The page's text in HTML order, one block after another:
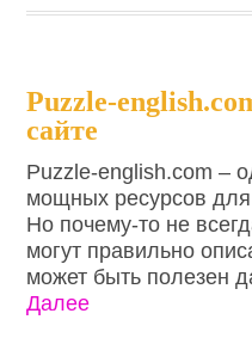
Puzzle-
сайте
Puzzle-english.com –
мощных ресурсов для
Но почему-то не
могут правильно
может быть полезен
Далее